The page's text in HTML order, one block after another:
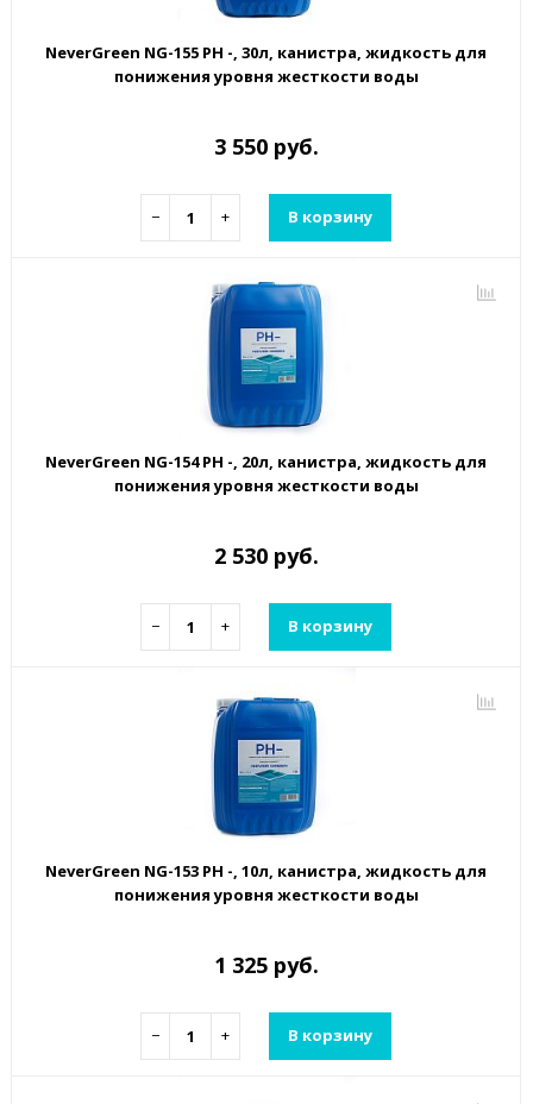
NeverGreen NG-155 PH -, 30л, канистра, жидкость для
понижения уровня жесткости воды
3 550 руб.
− + В корзину
NeverGreen NG-154 PH -, 20л, канистра, жидкость для
понижения уровня жесткости воды
2 530 руб.
− + В корзину
NeverGreen NG-153 PH -, 10л, канистра, жидкость для
понижения уровня жесткости воды
1 325 руб.
− + В корзину